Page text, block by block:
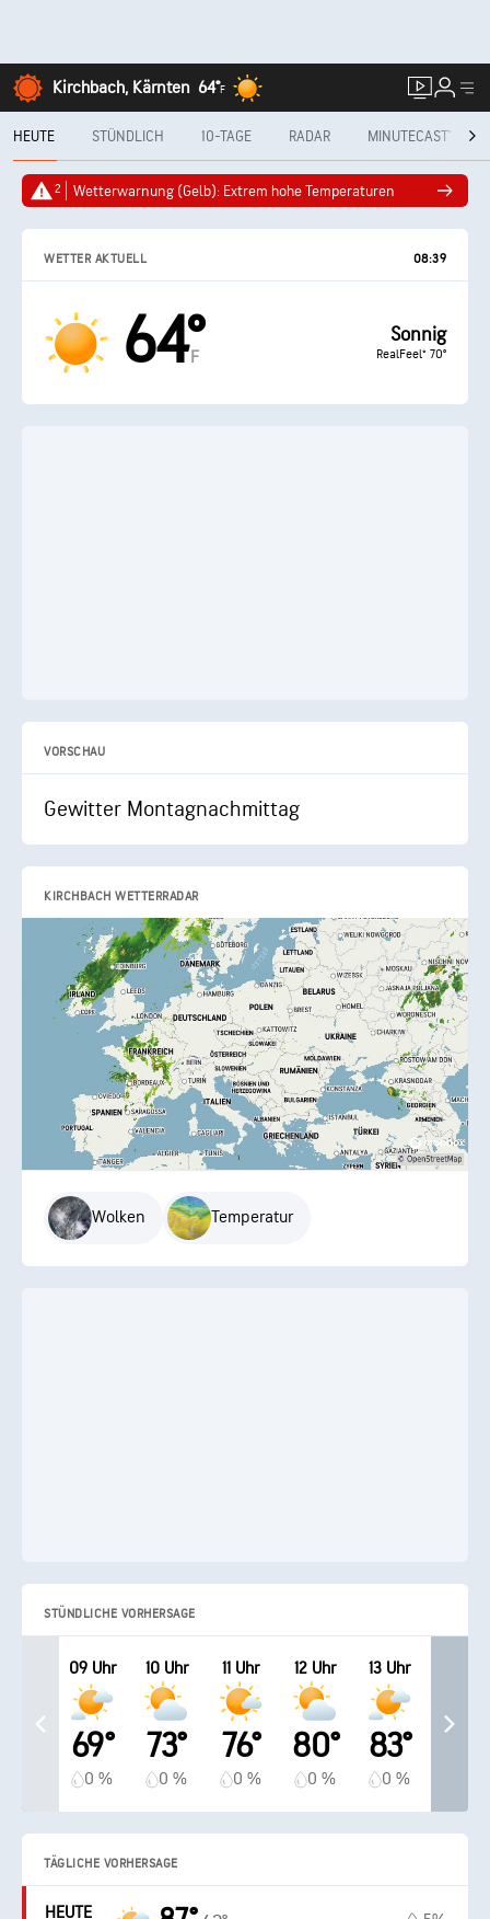
Kirchbach, Kärnten 64°F
HEUTE STÜNDLICH 10-TAGE RADAR MINUTECAST®
2 Wetterwarnung (Gelb): Extrem hohe Temperaturen
WETTER AKTUELL 08:39
64°
F
Sonnig
RealFeel® 70°
VORSCHAU
Gewitter Montagnachmittag
KIRCHBACH WETTERRADAR
Wolken Temperatur
STÜNDLICHE VORHERSAGE
09 Uhr
69°
0 %
10 Uhr
73°
0 %
11 Uhr
76°
0 %
12 Uhr
80°
0 %
13 Uhr
83°
0 %
TÄGLICHE VORHERSAGE
HEUTE